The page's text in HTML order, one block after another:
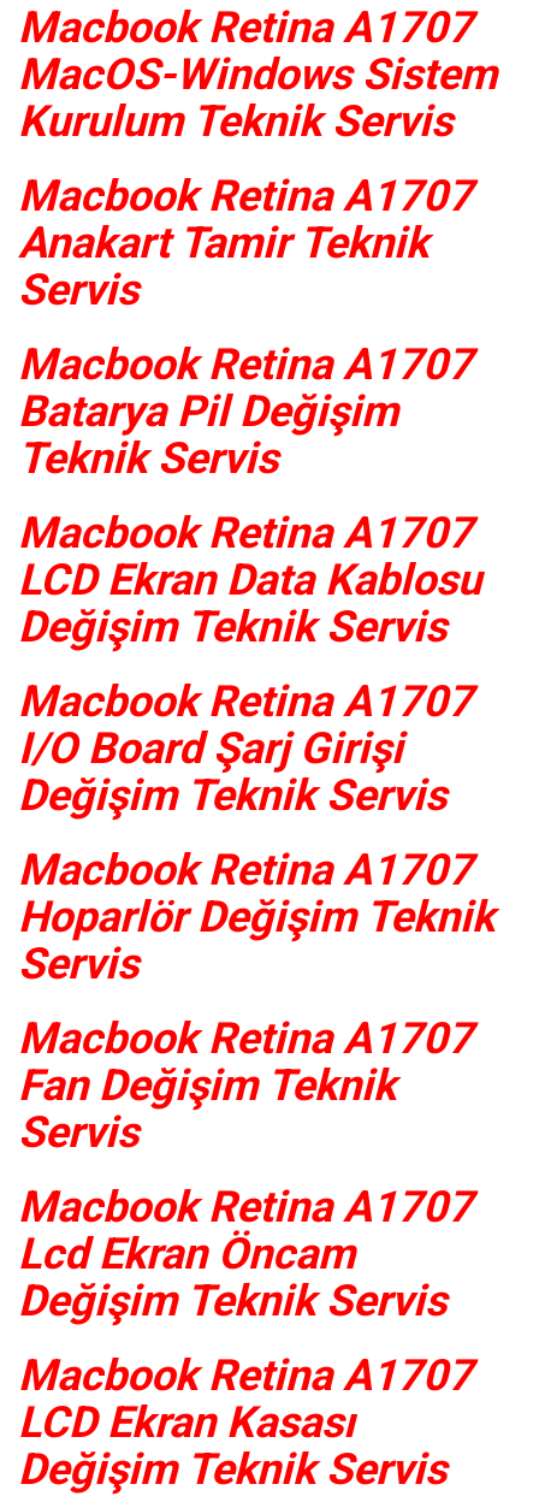
Macbook Retina A1707
MacOS-Windows Sistem
Kurulum Teknik Servis
Macbook Retina A1707
Anakart Tamir Teknik
Servis
Macbook Retina A1707
Batarya Pil Değişim
Teknik Servis
Macbook Retina A1707
LCD Ekran Data Kablosu
Değişim Teknik Servis
Macbook Retina A1707
I/O Board Şarj Girişi
Değişim Teknik Servis
Macbook Retina A1707
Hoparlör Değişim Teknik
Servis
Macbook Retina A1707
Fan Değişim Teknik
Servis
Macbook Retina A1707
Lcd Ekran Öncam
Değişim Teknik Servis
Macbook Retina A1707
LCD Ekran Kasası
Değişim Teknik Servis